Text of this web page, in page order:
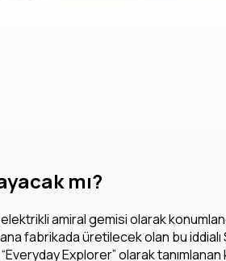
mı?
amiral gemisi olarak
fabrikada üretilecek olan bu iddialı
Explorer” olarak